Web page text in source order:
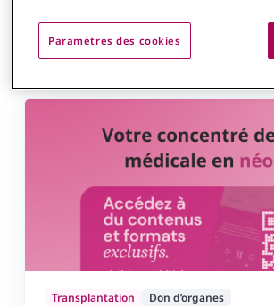
21 pages Actualités scientifiques
Transplantation Don d’organes
Paramètres des cookies